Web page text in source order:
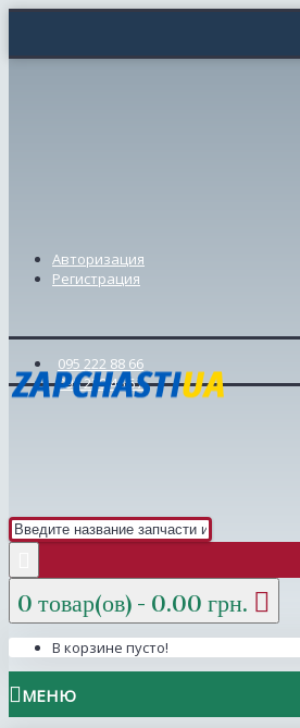
Авторизация
Регистрация
095 222 88 66
098 239 46 57
0 товар(ов) - 0.00 грн.
В корзине пусто!
МЕНЮ